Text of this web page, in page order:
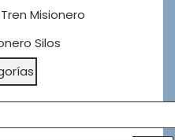
Tren Misionero
Silos